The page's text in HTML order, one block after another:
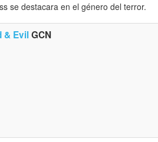
se destacara en el género del terror.
& EvilGCN